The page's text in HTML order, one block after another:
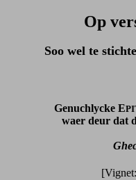
Op
Soo wel te
Genuchlycke E
waer deur dat